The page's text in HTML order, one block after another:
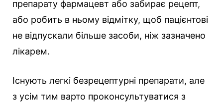
препарату фармацевт або забирає рецепт,
або робить в ньому відмітку, щоб пацієнтові
не відпускали більше засоби, ніж зазначено
лікарем.
Існують легкі безрецептурні препарати, але
з усім тим варто проконсультуватися з